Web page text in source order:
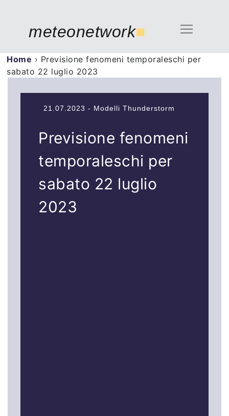
meteonetwork■
Home › Previsione fenomeni temporaleschi per
sabato 22 luglio 2023
21.07.2023 - Modelli Thunderstorm
Previsione fenomeni
temporaleschi per
sabato 22 luglio
2023